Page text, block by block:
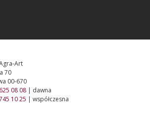
Art
70
00-670
08 08| dawna
10 25 | współczesna